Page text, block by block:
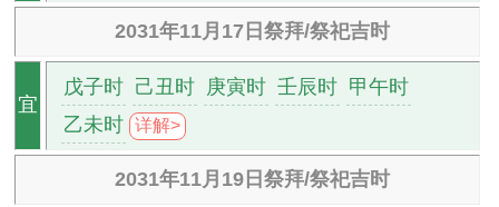
2031年11月17日祭拜/祭祀吉时
宜
戊子时 己丑时 庚寅时 壬辰时 甲午时
乙未时 详解>
2031年11月19日祭拜/祭祀吉时